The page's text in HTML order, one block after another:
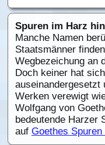
Spuren im Harz
Manche Namen
Staatsmänner
Wegbezeichung an
Doch keiner hat
auseinandergesetzt
Werken verewigt
Wolfgang von
bedeutende Harzer
auf Goethes Spuren